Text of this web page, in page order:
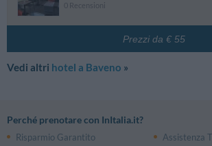
0 Recensioni
Prezzi da € 55
Vedi altri hotel a Baveno »
Perché prenotare con InItalia.it?
Risparmio Garantito
Assistenza